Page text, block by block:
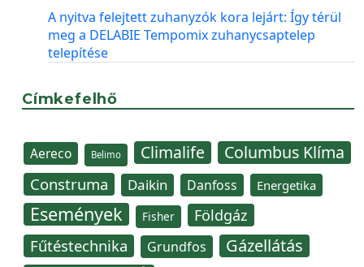
A nyitva felejtett zuhanyzók kora lejárt: Így térül
meg a DELABIE Tempomix zuhanycsaptelep
telepítése
Címkefelhő
Aereco Belimo Climalife Columbus Klíma
Construma Daikin Danfoss Energetika
Események Fisher Földgáz
Fűtéstechnika Grundfos Gázellátás